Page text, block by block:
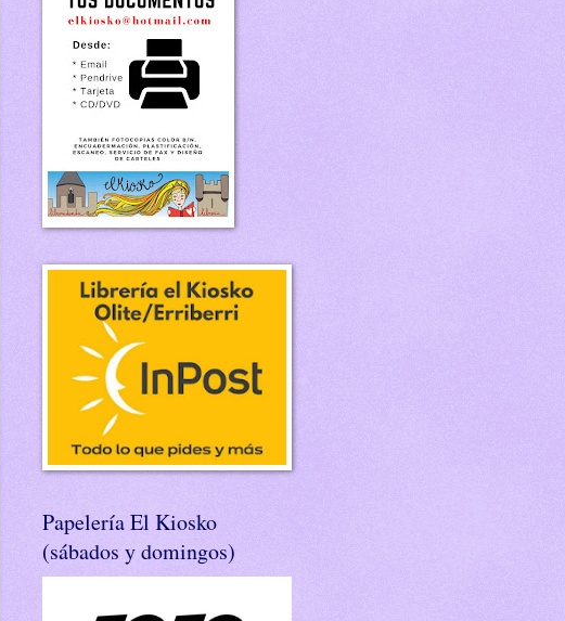
Papelería El Kiosko
(sábados y domingos)